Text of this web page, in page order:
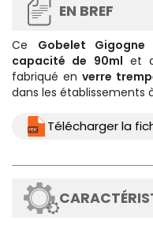
EN BREF
Ce Gobelet Gigogne
capacité de 90ml et
fabriqué en verre
dans les établissements
Télécharger la